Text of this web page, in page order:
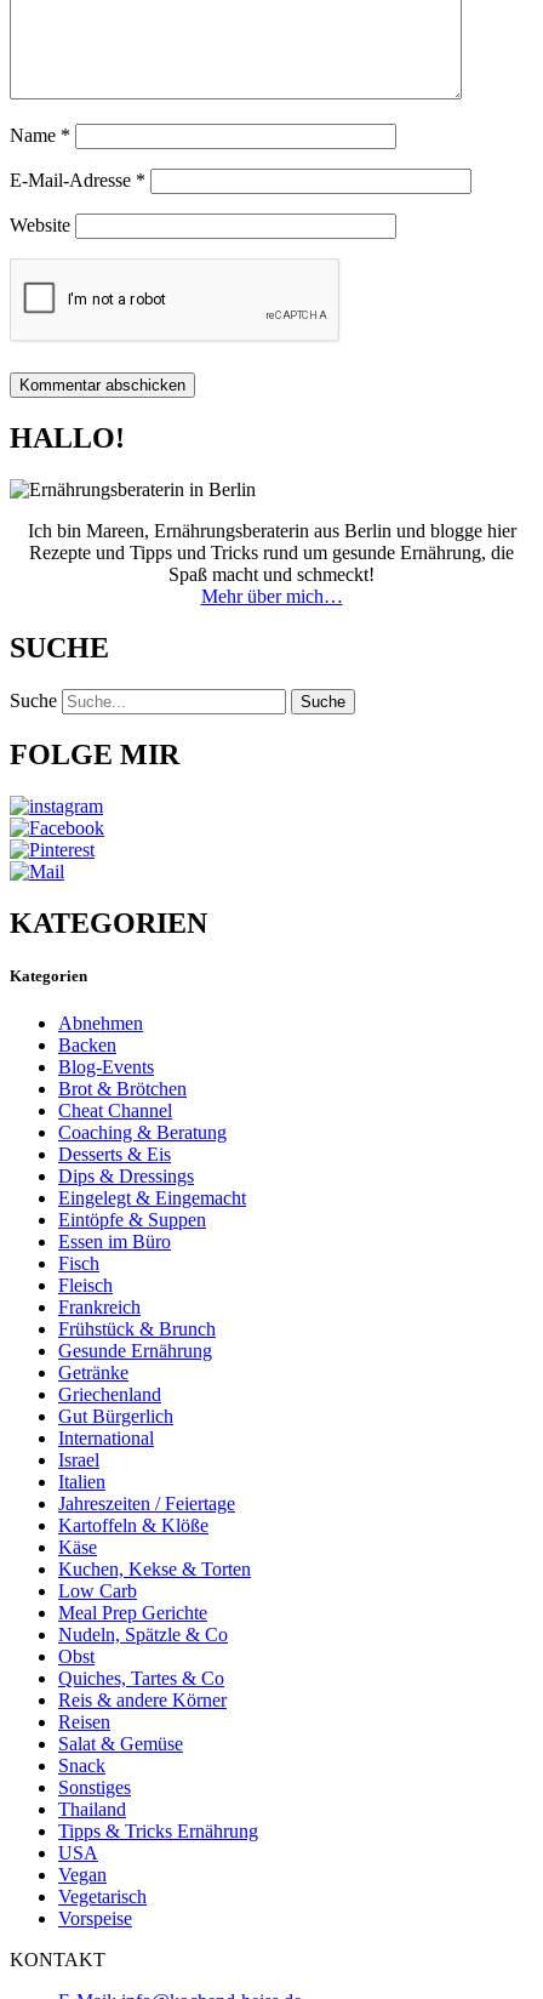
Name *
E-Mail-Adresse *
Website
HALLO!
Ich bin Mareen, Ernährungsberaterin aus Berlin und blogge hier
Rezepte und Tipps und Tricks rund um gesunde Ernährung, die
Spaß macht und schmeckt!
Mehr über mich…
SUCHE
Suche Suche
FOLGE MIR
KATEGORIEN
Kategorien
Abnehmen
Backen
Blog-Events
Brot & Brötchen
Cheat Channel
Coaching & Beratung
Desserts & Eis
Dips & Dressings
Eingelegt & Eingemacht
Eintöpfe & Suppen
Essen im Büro
Fisch
Fleisch
Frankreich
Frühstück & Brunch
Gesunde Ernährung
Getränke
Griechenland
Gut Bürgerlich
International
Israel
Italien
Jahreszeiten / Feiertage
Kartoffeln & Klöße
Käse
Kuchen, Kekse & Torten
Low Carb
Meal Prep Gerichte
Nudeln, Spätzle & Co
Obst
Quiches, Tartes & Co
Reis & andere Körner
Reisen
Salat & Gemüse
Snack
Sonstiges
Thailand
Tipps & Tricks Ernährung
USA
Vegan
Vegetarisch
Vorspeise
KONTAKT